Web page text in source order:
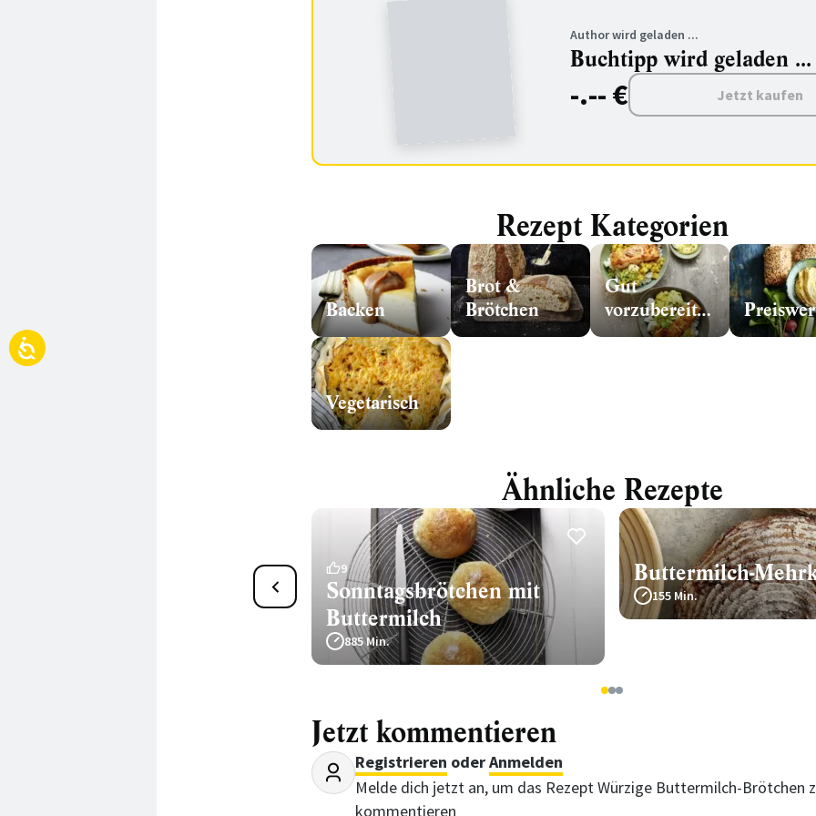
Author wird geladen ...
Buchtipp wird geladen ...
-.-- € Jetzt kaufen
Rezept Kategorien
Backen
Brot &
Brötchen
Gut
vorzubereiten
Vegetarisch
Ähnliche Rezepte
9
Sonntagsbrötchen mit
Buttermilch
885 Min.
Buttermilch-
155 Min.
123
Jetzt kommentieren
Registrieren oderAnmelden
Melde dich jetzt an, um das Rezept Würzige Buttermilch-Brötchen
kommentieren